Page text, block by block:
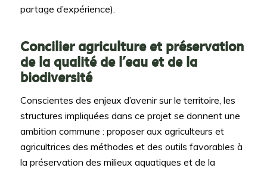
partage d’expérience).
Concilier agriculture et préservation
de la qualité de l’eau et de la
biodiversité
Conscientes des enjeux d’avenir sur le territoire, les
structures impliquées dans ce projet se donnent une
ambition commune : proposer aux agriculteurs et
agricultrices des méthodes et des outils favorables à
la préservation des milieux aquatiques et de la